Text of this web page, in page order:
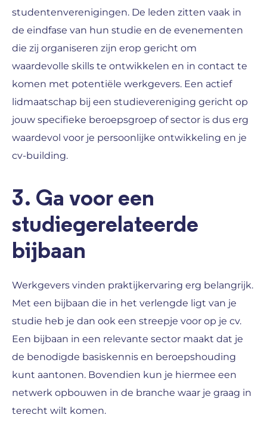
studentenverenigingen. De leden zitten vaak in
de eindfase van hun studie en de evenementen
die zij organiseren zijn erop gericht om
waardevolle skills te ontwikkelen en in contact te
komen met potentiële werkgevers. Een actief
lidmaatschap bij een studievereniging gericht op
jouw specifieke beroepsgroep of sector is dus erg
waardevol voor je persoonlijke ontwikkeling en je
cv-building.
3. Ga voor een
studiegerelateerde
bijbaan
Werkgevers vinden praktijkervaring erg belangrijk.
Met een bijbaan die in het verlengde ligt van je
studie heb je dan ook een streepje voor op je cv.
Een bijbaan in een relevante sector maakt dat je
de benodigde basiskennis en beroepshouding
kunt aantonen. Bovendien kun je hiermee een
netwerk opbouwen in de branche waar je graag in
terecht wilt komen.